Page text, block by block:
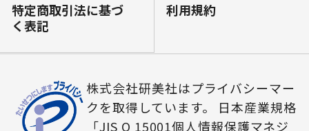
特定商取引法に基づ
く表記
利⽤規約
株式会社研美社はプライバシーマー
クを取得しています。 日本産業規格
「JIS Q 15001個人情報保護マネジ